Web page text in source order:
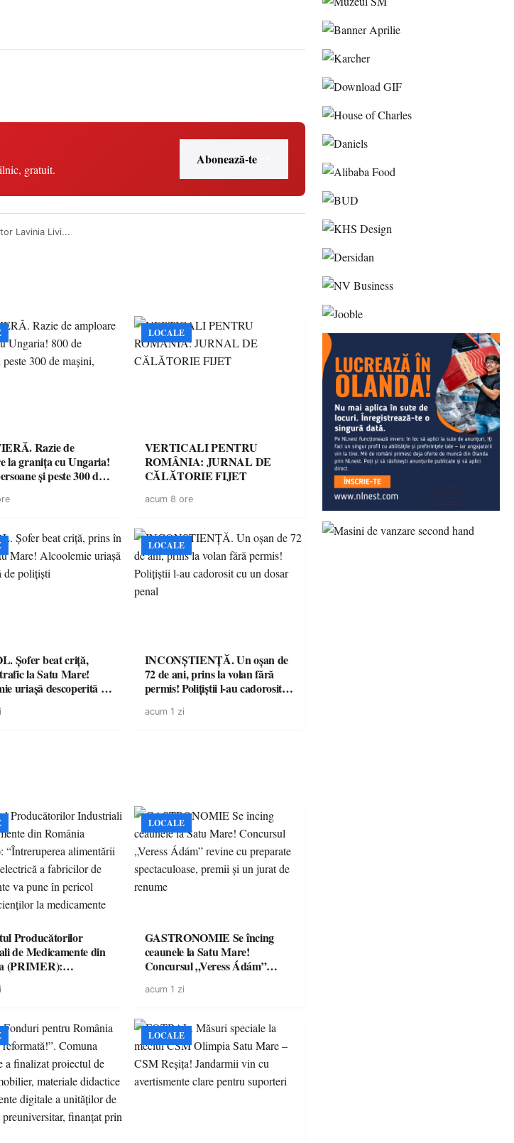
gratuit.
Abonează-te
Lavinia Livi...
Razie de
la granița cu Ungaria!
și peste 300 de
LOCALE
VERTICALI PENTRU
ROMÂNIA: JURNAL DE
CĂLĂTORIE FIJET
acum 8 ore
Șofer beat criță,
la Satu Mare!
uriașă descoperită de
LOCALE
INCONȘTIENȚĂ. Un oșan de
72 de ani, prins la volan fără
permis! Polițiștii l-au cadorosit
acum 1 zi
Producătorilor
de Medicamente din
(PRIMER):
a fabricilor de
la
esențiale
LOCALE
GASTRONOMIE Se încing
ceaunele la Satu Mare!
Concursul „Veress Ádám”
spectaculoase, premii și un jurat
acum 1 zi
LOCALE